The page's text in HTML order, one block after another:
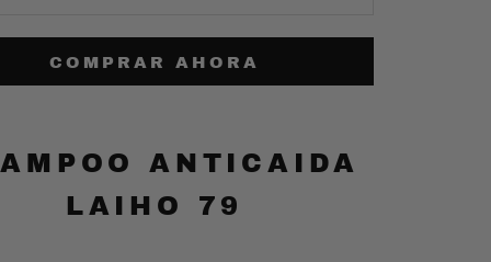
COMPRAR AHORA
ANTICAIDA
LAIHO 79